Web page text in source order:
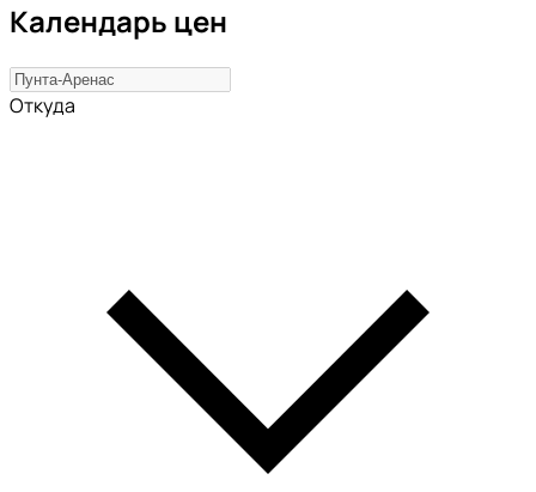
Календарь цен
Откуда